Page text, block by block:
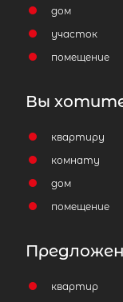
дом
участок
помещение
Вы
квартиру
комнату
дом
помещение
квартир